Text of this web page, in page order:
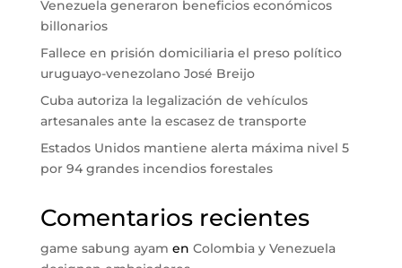
Venezuela generaron beneficios económicos
billonarios
Fallece en prisión domiciliaria el preso político
uruguayo-venezolano José Breijo
Cuba autoriza la legalización de vehículos
artesanales ante la escasez de transporte
Estados Unidos mantiene alerta máxima nivel 5
por 94 grandes incendios forestales
Comentarios recientes
game sabung ayam en Colombia y Venezuela